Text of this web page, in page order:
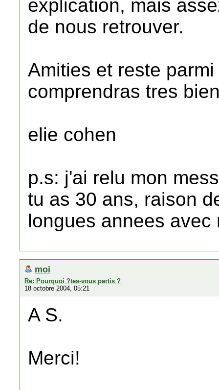
explication, mais
de nous retrouver.
Amities et reste
comprendras tres
elie cohen
p.s: j'ai relu mon
tu as 30 ans, raison
longues annees avec
moi
Re: Pourquoi ?tes-vous partis ?
18 octobre 2004, 05:21
A S.
Merci!